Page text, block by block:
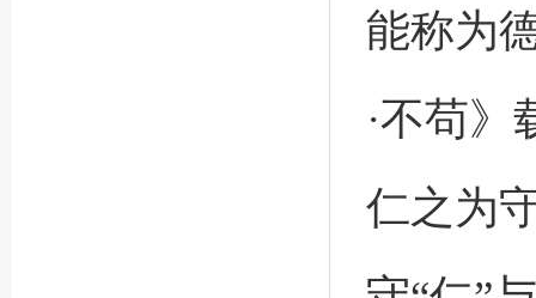
能称为
·不苟
仁之为